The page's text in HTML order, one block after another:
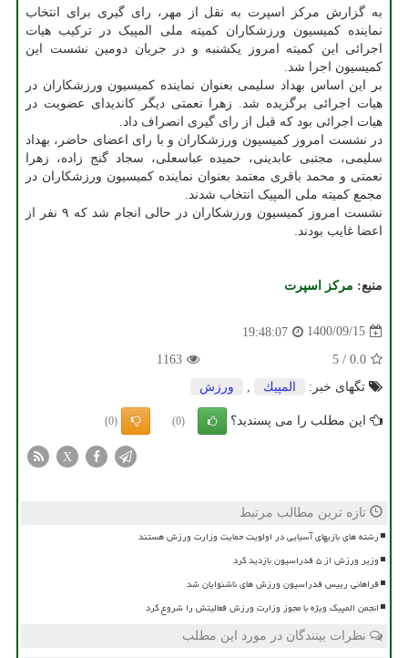
به گزارش مرکز اسپرت به نقل از مهر، رای گیری برای انتخاب
نماینده کمیسیون ورزشکاران کمیته ملی المپیک در ترکیب هیات
اجرائی این کمیته امروز یکشنبه و در جریان دومین نشست این
کمیسیون اجرا شد.
بر این اساس بهداد سلیمی بعنوان نماینده کمیسیون ورزشکاران در
هیات اجرائی برگزیده شد. زهرا نعمتی دیگر کاندیدای عضویت در
هیات اجرائی بود که قبل از رای گیری انصراف داد.
در نشست امروز کمیسیون ورزشکاران و با رای اعضای حاضر، بهداد
سلیمی، مجتبی عابدینی، حمیده عباسعلی، سجاد گنج زاده، زهرا
نعمتی و محمد باقری معتمد بعنوان نماینده کمیسیون ورزشکاران در
مجمع کمیته ملی المپیک انتخاب شدند.
نشست امروز کمیسیون ورزشکاران در حالی انجام شد که ۹ نفر از
اعضا غایب بودند.
منبع: مركز اسپرت
1400/09/15
19:48:07
0.0
/
5
1163
تگهای خبر:
المپیك ورزش
این مطلب را می پسندید؟ (0)
(0)
X
تازه ترین مطالب مرتبط
رشته های بازیهای آسیایی در اولویت حمایت وزارت ورزش هستند
وزیر ورزش از ۵ فدراسیون بازدید کرد
فراهانی رییس فدراسیون ورزش های ناشنوایان شد
انجمن المپیک ویژه با مجوز وزارت ورزش فعالیتش را شروع کرد
نظرات بینندگان در مورد این مطلب